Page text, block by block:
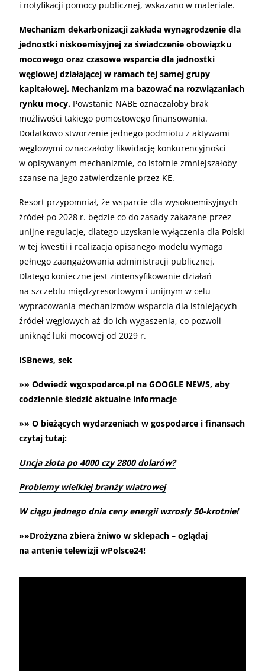
i notyfikacji pomocy publicznej, wskazano w materiale.
Mechanizm dekarbonizacji zakłada wynagrodzenie dla
jednostki niskoemisyjnej za świadczenie obowiązku
mocowego oraz czasowe wsparcie dla jednostki
węglowej działającej w ramach tej samej grupy
kapitałowej. Mechanizm ma bazować na rozwiązaniach
rynku mocy. Powstanie NABE oznaczałoby brak
możliwości takiego pomostowego finansowania.
Dodatkowo stworzenie jednego podmiotu z aktywami
węglowymi oznaczałoby likwidację konkurencyjności
w opisywanym mechanizmie, co istotnie zmniejszałoby
szanse na jego zatwierdzenie przez KE.
Resort przypomniał, że wsparcie dla wysokoemisyjnych
źródeł po 2028 r. będzie co do zasady zakazane przez
unijne regulacje, dlatego uzyskanie wyłączenia dla Polski
w tej kwestii i realizacja opisanego modelu wymaga
pełnego zaangażowania administracji publicznej.
Dlatego konieczne jest zintensyfikowanie działań
na szczeblu międzyresortowym i unijnym w celu
wypracowania mechanizmów wsparcia dla istniejących
źródeł węglowych aż do ich wygaszenia, co pozwoli
uniknąć luki mocowej od 2029 r.
ISBnews, sek
»» Odwiedź wgospodarce.pl na GOOGLE NEWS, aby
codziennie śledzić aktualne informacje
»» O bieżących wydarzeniach w gospodarce i finansach
czytaj tutaj:
Uncja złota po 4000 czy 2800 dolarów?
Problemy wielkiej branży wiatrowej
W ciągu jednego dnia ceny energii wzrosły 50-krotnie!
»»Drożyzna zbiera żniwo w sklepach – oglądaj
na antenie telewizji wPolsce24!